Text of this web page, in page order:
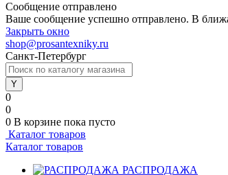
Сообщение отправлено
Ваше сообщение успешно отправлено. В
Закрыть окно
shop@prosantexniky.ru
Санкт-Петербург
0
0
0 В корзине пока пусто
Каталог товаров
Каталог товаров
РАСПРОДАЖА